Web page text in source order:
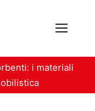
i materiali